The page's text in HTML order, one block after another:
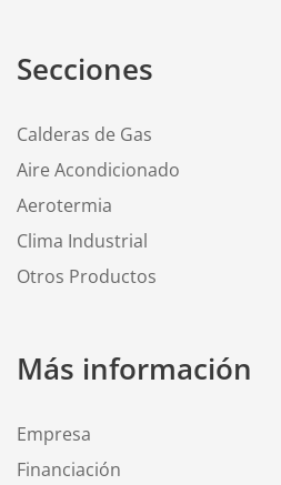
Secciones
Calderas de Gas
Aire Acondicionado
Aerotermia
Clima Industrial
Otros Productos
Más información
Empresa
Financiación